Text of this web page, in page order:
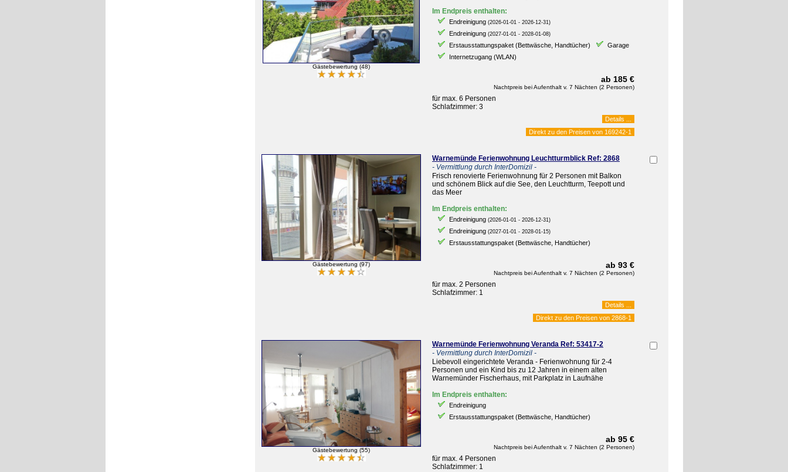
Gästebewertung (48)
Im Endpreis enthalten:
Endreinigung (2026-01-01 - 2026-12-31)
Endreinigung (2027-01-01 - 2028-01-08)
Erstausstattungspaket (Bettwäsche, Handtücher)
Garage
Internetzugang (WLAN)
ab 185 €
Nachtpreis bei Aufenthalt v. 7 Nächten (2 Personen)
für max. 6 Personen
Schlafzimmer: 3
Details ...
Direkt zu den Preisen von 169242-1
Gästebewertung (97)
Warnemünde Ferienwohnung Leuchtturmblick Ref: 2868
- Vermittlung durch InterDomizil -
Frisch renovierte Ferienwohnung für 2 Personen mit Balkon
und schönem Blick auf die See, den Leuchtturm, Teepott und
das Meer
Im Endpreis enthalten:
Endreinigung (2026-01-01 - 2026-12-31)
Endreinigung (2027-01-01 - 2028-01-15)
Erstausstattungspaket (Bettwäsche, Handtücher)
ab 93 €
Nachtpreis bei Aufenthalt v. 7 Nächten (2 Personen)
für max. 2 Personen
Schlafzimmer: 1
Details ...
Direkt zu den Preisen von2868-1
Gästebewertung (55)
Warnemünde Ferienwohnung Veranda Ref: 53417-2
- Vermittlung durch InterDomizil -
Liebevoll eingerichtete Veranda - Ferienwohnung für 2-4
Personen und ein Kind bis zu 12 Jahren in einem alten
Warnemünder Fischerhaus, mit Parkplatz in Laufnähe
Im Endpreis enthalten:
Endreinigung
Erstausstattungspaket (Bettwäsche, Handtücher)
ab 95 €
Nachtpreis bei Aufenthalt v. 7 Nächten (2 Personen)
für max. 4 Personen
Schlafzimmer: 1